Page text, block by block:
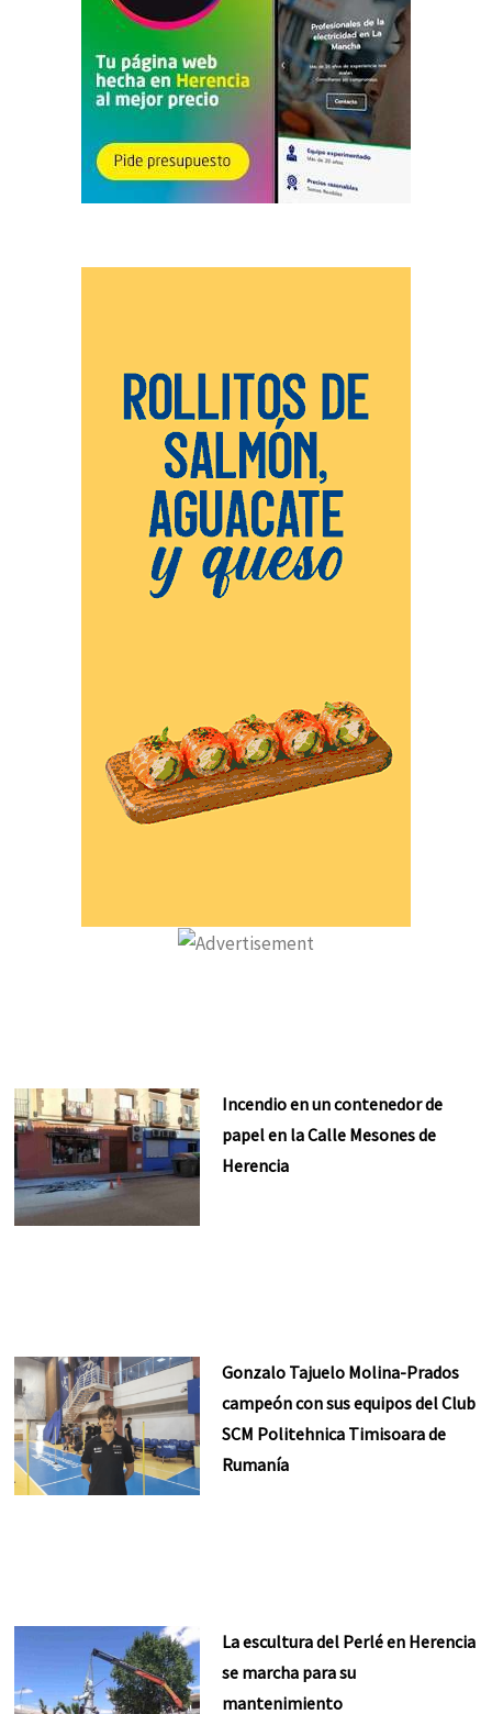
Incendio en un contenedor de
papel en la Calle Mesones de
Herencia
Gonzalo Tajuelo Molina-Prados
campeón con sus equipos del Club
SCM Politehnica Timisoara de
Rumanía
La escultura del Perlé en Herencia
se marcha para su
mantenimiento